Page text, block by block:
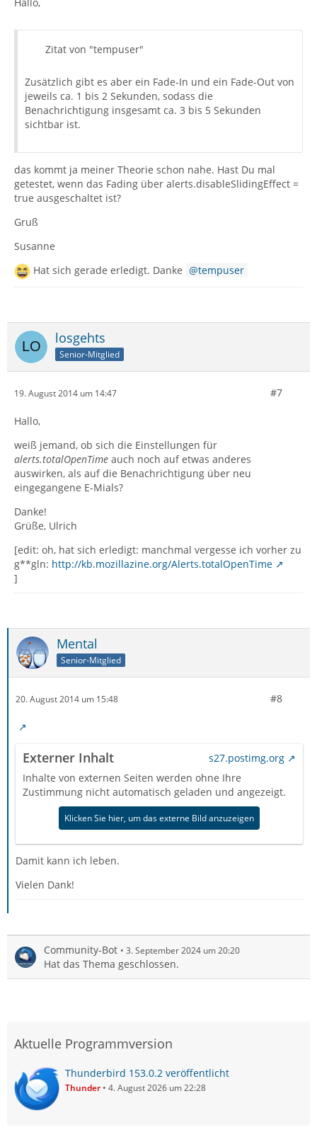
Zitat von "tempuser"
Zusätzlich gibt es aber ein Fade-In und ein Fade-Out von
jeweils ca. 1 bis 2 Sekunden, sodass die
Benachrichtigung insgesamt ca. 3 bis 5 Sekunden
sichtbar ist.
das kommt ja meiner Theorie schon nahe. Hast Du mal
getestet, wenn das Fading über alerts.disableSlidingEffect =
true ausgeschaltet ist?
Gruß
Susanne
Hat sich gerade erledigt. Danke
tempuser
losgehts
Senior-Mitglied
19. August 2014 um 14:47 #7
Hallo,
weiß jemand, ob sich die Einstellungen für
alerts.totalOpenTime auch noch auf etwas anderes
auswirken, als auf die Benachrichtigung über neu
eingegangene E-Mials?
Danke!
Grüße, Ulrich
[edit: oh, hat sich erledigt: manchmal vergesse ich vorher zu
g**gln: http://kb.mozillazine.org/Alerts.totalOpenTime
]
Mental
Senior-Mitglied
20. August 2014 um 15:48 #8
Externer Inhalt
s27.postimg.org
Inhalte von externen Seiten werden ohne Ihre
Zustimmung nicht automatisch geladen und angezeigt.
Klicken Sie hier, um das externe Bild anzuzeigen
Damit kann ich leben.
Vielen Dank!
Community-Bot 3. September 2024 um 20:20
Hat das Thema geschlossen.
Aktuelle Programmversion
Thunderbird 153.0.2 veröffentlicht
Thunder 4. August 2026 um 22:28